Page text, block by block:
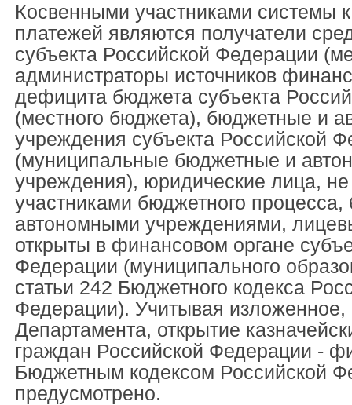
Косвенными участниками системы
платежей являются получатели
субъекта Российской Федерации
администраторы источников
дефицита бюджета субъекта
(местного бюджета), бюджетные и
учреждения субъекта Российской
(муниципальные бюджетные и
учреждения), юридические лица,
участниками бюджетного
автономными учреждениями,
открыты в финансовом органе
Федерации (муниципального
статьи 242 Бюджетного кодекса
Федерации). Учитывая
Департамента, открытие
граждан Российской Федерации -
Бюджетным кодексом Российской
предусмотрено.